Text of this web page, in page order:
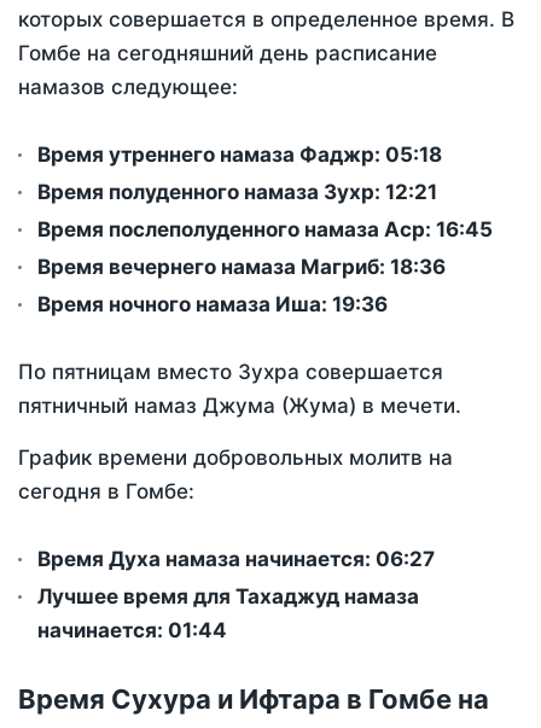
которых совершается в определенное время. В
Гомбе на сегодняшний день расписание
намазов следующее:
Время утреннего намаза Фаджр: 05:18
Время полуденного намаза Зухр: 12:21
Время послеполуденного намаза Аср: 16:45
Время вечернего намаза Магриб: 18:36
Время ночного намаза Иша: 19:36
По пятницам вместо Зухра совершается
пятничный намаз Джума (Жума) в мечети.
График времени добровольных молитв на
сегодня в Гомбе:
Время Духа намаза начинается: 06:27
Лучшее время для Тахаджуд намаза
начинается: 01:44
Время Сухура и Ифтара в Гомбе на